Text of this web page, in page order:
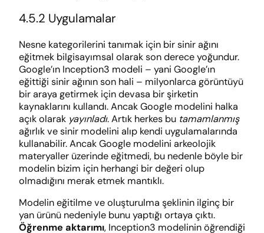
4.5.2 Uygulamalar
Nesne kategorilerini tanımak için bir sinir ağını
eğitmek bilgisayımsal olarak son derece yoğundur.
Google’ın Inception3 modeli – yani Google’ın
eğittiği sinir ağının son hali – milyonlarca görüntüyü
bir araya getirmek için devasa bir şirketin
kaynaklarını kullandı. Ancak Google modelini halka
açık olarak yayınladı. Artık herkes bu tamamlanmış
ağırlık ve sinir modelini alıp kendi uygulamalarında
kullanabilir. Ancak Google modelini arkeolojik
materyaller üzerinde eğitmedi, bu nedenle böyle bir
modelin bizim için herhangi bir değeri olup
olmadığını merak etmek mantıklı.
Modelin eğitilme ve oluşturulma şeklinin ilginç bir
yan ürünü nedeniyle bunu yaptığı ortaya çıktı.
Öğrenme aktarımı, Inception3 modelinin öğrendiği